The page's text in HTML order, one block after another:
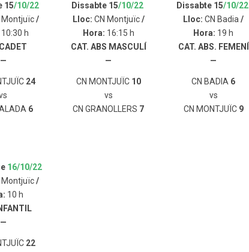
15/10/22
Montjuïc/
10:30 h
—
24
6
Dissabte 15/10/22
Lloc: CN Montjuïc/
Hora: 16:15 h
CAT. ABS MASCULÍ
—
CN MONTJUÏC 10
vs
CN GRANOLLERS 7
Dissabte 15/10/22
Lloc:CN Badia /
Hora: 19 h
CAT. ABS. FEMENÍ
—
CN BADIA 6
vs
CN MONTJUÏC 9
16/10/22
Montjuïc/
10 h
—
22